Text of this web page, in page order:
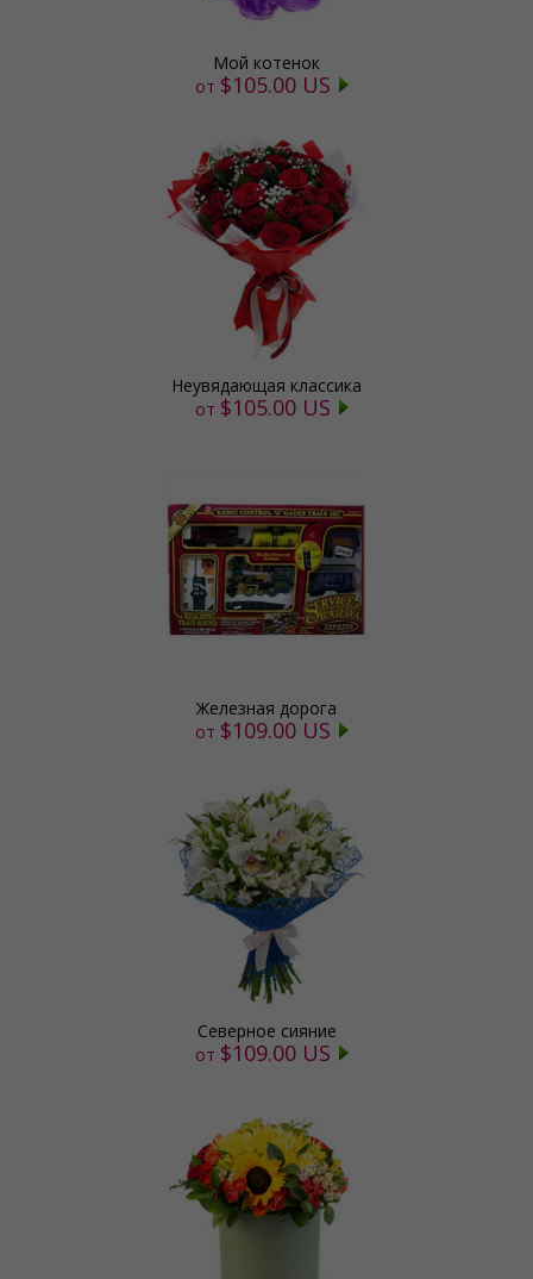
Мой котенок
от $105.00 US
Неувядающая классика
от $105.00 US
Железная дорога
от $109.00 US
Северное сияние
от $109.00 US